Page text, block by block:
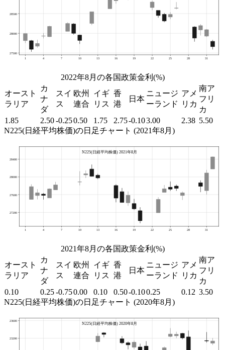
2022年8月の各国政策金利(%)
オースト
ラリア
カ
ナ
ダ
スイ
ス
欧州
連合
イギ
リス
香
港
日本
ニュージ
ーランド
アメ
リカ
南ア
フリ
カ
1.85
2.50-0.250.50 1.75 2.75-0.103.00 2.38 5.50
N225(日経平均株価)の日足チャート (2021年8月)
2021年8月の各国政策金利(%)
オースト
ラリア
カ
ナ
ダ
スイ
ス
欧州
連合
イギ
リス
香
港
日本
ニュージ
ーランド
アメ
リカ
南ア
フリ
カ
0.10
0.25-0.750.00 0.10 0.50-0.100.25 0.12 3.50
N225(日経平均株価)の日足チャート (2020年8月)